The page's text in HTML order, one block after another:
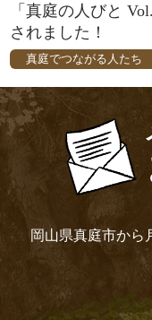
「真庭の人びと
されました！
真庭でつながる人たち
岡山県真庭市から